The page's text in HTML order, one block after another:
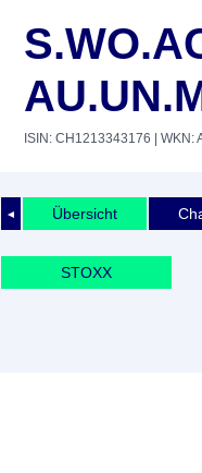
ISIN: CH1213343176 | WKN:
◄ Übersicht
STOXX